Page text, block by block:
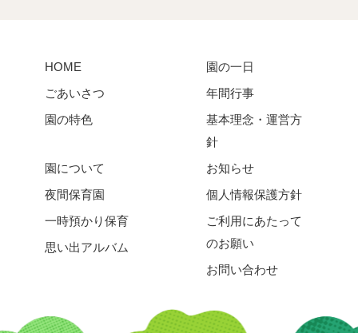
HOME
ごあいさつ
園の特色
園の一日
年間行事
基本理念・運営方
針
園について
夜間保育園
一時預かり保育
思い出アルバム
お知らせ
個人情報保護方針
ご利用にあたって
のお願い
お問い合わせ